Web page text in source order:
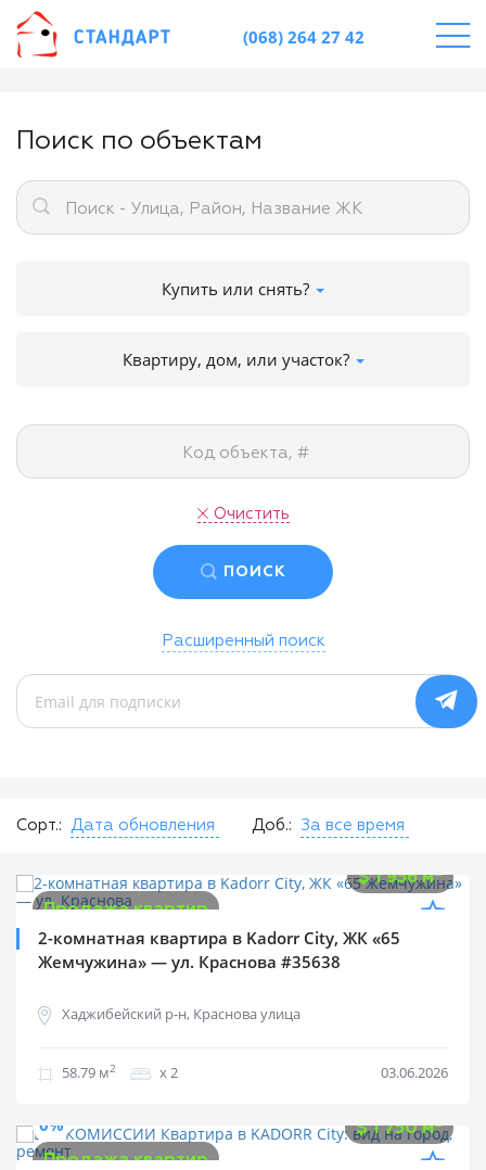
(068) 264 27 42
Поиск по объектам
Поиск - Улица, Район, Название ЖК
Купить или снять?
Квартиру, дом, или участок?
Код объекта, #
Очистить
ПОИСК
Расширенный поиск
Сорт.: Дата обновления Доб.: За все время
$1 956 м2
Продажа квартир
2-комнатная квартира в Kadorr City, ЖК «65
Жемчужина» — ул. Краснова #35638
Хаджибейский р-н, Краснова улица
58.79 м2 х 2 03.06.2026
0%
$1 750 м2
Продажа квартир